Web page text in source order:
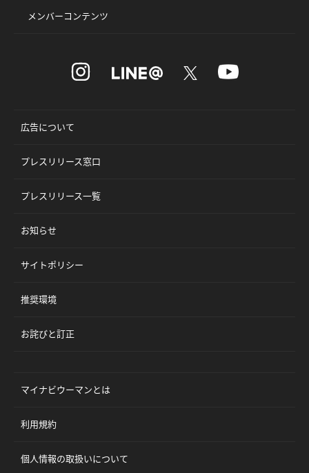
メンバーコンテンツ
広告について
プレスリリース窓口
プレスリリース一覧
お知らせ
サイトポリシー
推奨環境
お詫びと訂正
マイナビウーマンとは
利用規約
個人情報の取扱いについて